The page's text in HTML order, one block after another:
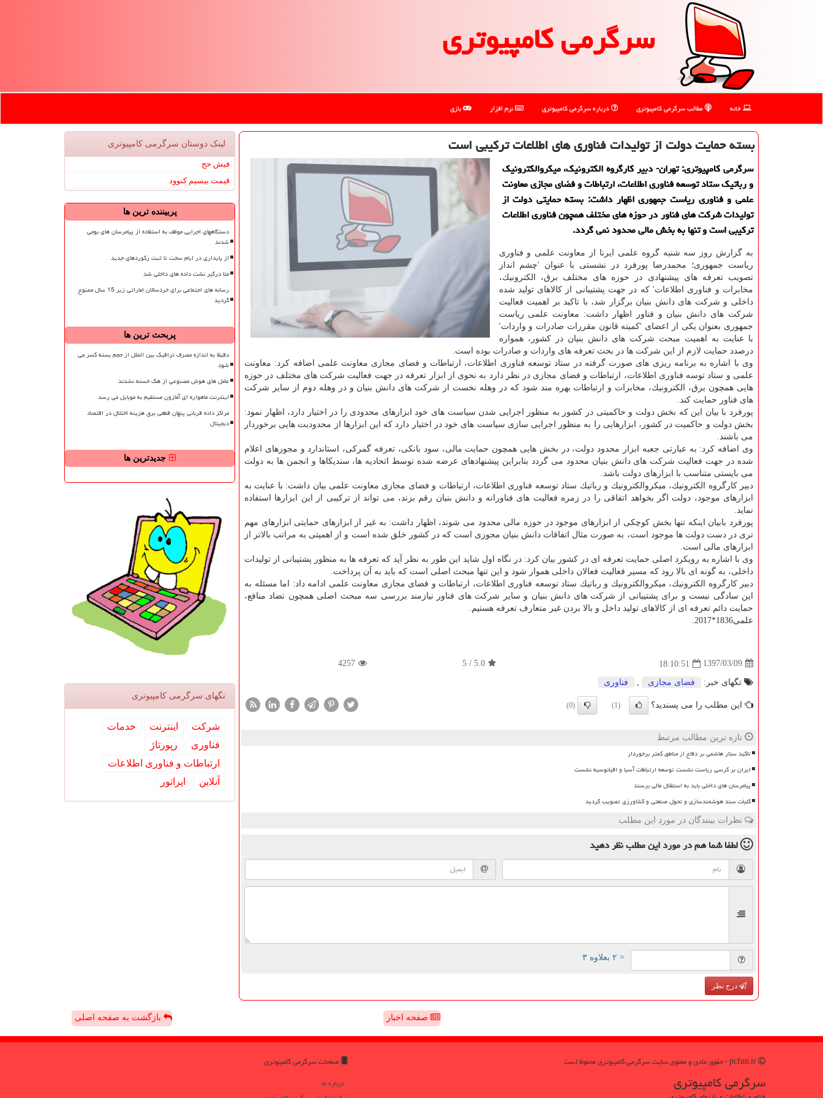
سرگرمی كامپیوتری
خانه مطالب سرگرمی كامپیوتری درباره سرگرمی كامپیوتری نرم افزار بازی
بسته حمایت دولت از تولیدات فناوری های اطلاعات تركیبی است
سرگرمی كامپیوتری: تهران- دبیر كارگروه الكترونیك، میكروالكترونیك
و رباتیك ستاد توسعه فناوری اطلاعات، ارتباطات و فضای مجازی معاونت
علمی و فناوری ریاست جمهوری اظهار داشت: بسته حمایتی دولت از
تولیدات شركت های فناور در حوزه های مختلف همچون فناوری اطلاعات
تركیبی است و تنها به بخش مالی محدود نمی گردد.
به گزارش روز سه شنبه گروه علمی ایرنا از معاونت علمی و فناوری
ریاست جمهوری؛ محمدرضا پورفرد در نشستی با عنوان 'چشم انداز
تصویب تعرفه های پیشنهادی در حوزه های مختلف برق، الكترونیك،
مخابرات و فناوری اطلاعات' كه در جهت پشتیبانی از كالاهای تولید شده
داخلی و شركت های دانش بنیان برگزار شد، با تاكید بر اهمیت فعالیت
شركت های دانش بنیان و فناور اظهار داشت: معاونت علمی ریاست
جمهوری بعنوان یكی از اعضای 'كمیته قانون مقررات صادرات و واردات'
با عنایت به اهمیت مبحث شركت های دانش بنیان در كشور، همواره
درصدد حمایت لازم از این شركت ها در بحث تعرفه های واردات و صادرات بوده است.
وی با اشاره به برنامه ریزی های صورت گرفته در ستاد توسعه فناوری اطلاعات، ارتباطات و فضای مجازی معاونت علمی اضافه كرد: معاونت
علمی و ستاد توسه فناوری اطلاعات، ارتباطات و فضای مجازی در نظر دارد به نحوی از ابزار تعرفه در جهت فعالیت شركت های مختلف در حوزه
هایی همچون برق، الكترونیك، مخابرات و ارتباطات بهره مند شود كه در وهله نخست از شركت های دانش بنیان و در وهله دوم از سایر شركت
های فناور حمایت كند.
پورفرد با بیان این كه بخش دولت و حاكمیتی در كشور به منظور اجرایی شدن سیاست های خود ابزارهای محدودی را در اختیار دارد، اظهار نمود:
بخش دولت و حاكمیت در كشور، ابزارهایی را به منظور اجرایی سازی سیاست های خود در اختیار دارد كه این ابزارها از محدودیت هایی برخوردار
می باشند.
وی اضافه كرد: به عبارتی جعبه ابزار محدود دولت، در بخش هایی همچون حمایت مالی، سود بانكی، تعرفه گمركی، استاندارد و مجوزهای اعلام
شده در جهت فعالیت شركت های دانش بنیان محدود می گردد بنابراین پیشنهادهای عرضه شده توسط اتحادیه ها، سندیكاها و انجمن ها به دولت
می بایستی متناسب با ابزارهای دولت باشد.
دبیر كارگروه الكترونیك، میكروالكترونیك و رباتیك ستاد توسعه فناوری اطلاعات، ارتباطات و فضای مجازی معاونت علمی بیان داشت: با عنایت به
ابزارهای موجود، دولت اگر بخواهد اتفاقی را در زمره فعالیت های فناورانه و دانش بنیان رقم بزند، می تواند از تركیبی از این ابزارها استفاده
نماید.
پورفرد بابیان اینكه تنها بخش كوچكی از ابزارهای موجود در حوزه مالی محدود می شوند، اظهار داشت: به غیر از ابزارهای حمایتی ابزارهای مهم
تری در دست دولت ها موجود است، به صورت مثال اتفاقات دانش بنیان مجوزی است كه در كشور خلق شده است و از اهمیتی به مراتب بالاتر از
ابزارهای مالی است.
وی با اشاره به رویكرد اصلی حمایت تعرفه ای در كشور بیان كرد: در نگاه اول شاید این طور به نظر آید كه تعرفه ها به منظور پشتیبانی از تولیدات
داخلی، به گونه ای بالا رود كه مسیر فعالیت فعالان داخلی هموار شود و این تنها مبحث اصلی است كه باید به آن پرداخت.
دبیر كارگروه الكترونیك، میكروالكترونیك و رباتیك ستاد توسعه فناوری اطلاعات، ارتباطات و فضای مجازی معاونت علمی ادامه داد: اما مسئله به
این سادگی نیست و برای پشتیبانی از شركت های دانش بنیان و سایر شركت های فناور نیازمند بررسی سه مبحث اصلی همچون تضاد منافع،
حمایت دائم تعرفه ای از كالاهای تولید داخل و بالا بردن غیر متعارف تعرفه هستیم.
علمی1836*2017.
1397/03/09
18:10:51
5.0
/
5
4257
تگهای خبر: فضای مجازی فناوری
این مطلب را می پسندید؟ (1)
(0)
تازه ترین مطالب مرتبط
تاکید ستار هاشمی بر دفاع از مناطق کمتر برخوردار
ایران بر کرسی ریاست نشست توسعه ارتباطات آسیا و اقیانوسیه نشست
پیامرسان های داخلی باید به استقلال مالی برسند
کلیات سند هوشمندسازی و تحول صنعتی و کشاورزی تصویب گردید
نظرات بینندگان در مورد این مطلب
لطفا شما همدر مورد این مطلبنظر دهید
= ۲ بعلاوه ۳
درج نظر
لینک دوستان سرگرمی كامپیوتری
فیش حج
قیمت بیسیم کنوود
پربیننده ترین ها
دستگاههای اجرایی موظف به استفاده از پیامرسان های بومی
شدند
از پایداری در ایام سخت تا ثبت رکوردهای جدید
متا درگیر نشت داده های داخلی شد
رسانه های اجتماعی برای خردسالان اماراتی زیر 15 سال ممنوع
گردید
پربحث ترین ها
دقیقا به اندازه مصرف ترافیک بین الملل از حجم بسته کسر می
شود
عامل های هوش مصنوعی از هک خسته نشدند
اینترنت ماهواره ای آمازون مستقیم به موبایل می رسد
مراکز داده قربانی پنهان قطعی برق هزینه اختلال در اقتصاد
دیجیتال
جدیدترین ها
تگهای سرگرمی كامپیوتری
شركت اینترنت
خدمات
فناوری
رپورتاژ
ارتباطات و فناوری اطلاعات
آنلاین
اپراتور
صفحه اخبار بازگشت به صفحه اصلی
سرگرمی كامپیوتری
صفحات سرگرمی كامپیوتری
درباره ما